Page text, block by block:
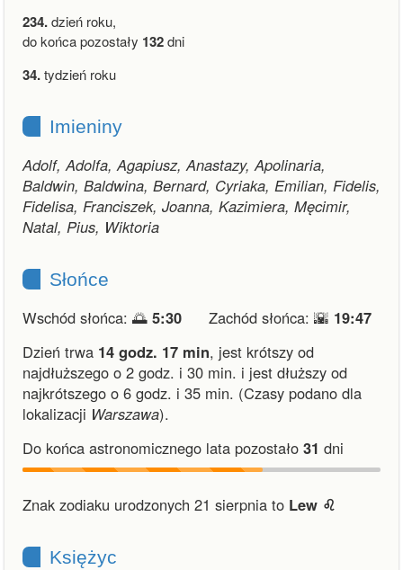
234.dzień roku,
do końca pozostały 132dni
34.tydzień roku
Imieniny
Adolf, Adolfa, Agapiusz, Anastazy, Apolinaria,
Baldwin, Baldwina, Bernard, Cyriaka, Emilian, Fidelis,
Fidelisa, Franciszek, Joanna, Kazimiera, Męcimir,
Natal, Pius, Wiktoria
Słońce
Wschód słońca: 🌅 5:30 Zachód słońca: 🌇 19:47
Dzień trwa 14 godz. 17 min, jest krótszy od
najdłuższego o 2 godz. i 30 min. i jest dłuższy od
najkrótszego o 6 godz. i 35 min. (Czasy podano dla
lokalizacji Warszawa).
Do końca astronomicznego lata pozostało 31 dni
Znak zodiaku urodzonych 21 sierpnia to Lew ♌︎
Księżyc